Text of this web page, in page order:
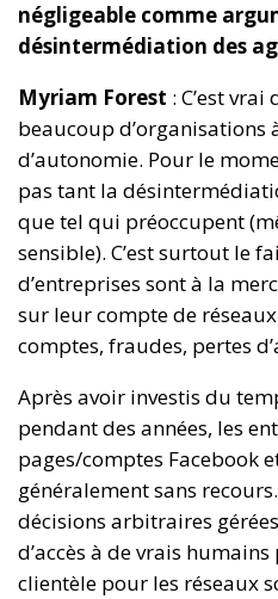
négligeable comme
désintermédiation des
Myriam Forest : C’est
beaucoup d’organisations
d’autonomie. Pour le
pas tant la
que tel qui préoccupent
sensible). C’est surtout le
d’entreprises sont à la
sur leur compte de
comptes, fraudes, pertes
Après avoir investis du
pendant des années, les
pages/comptes Facebook
généralement sans
décisions arbitraires
d’accès à de vrais
clientèle pour les réseaux